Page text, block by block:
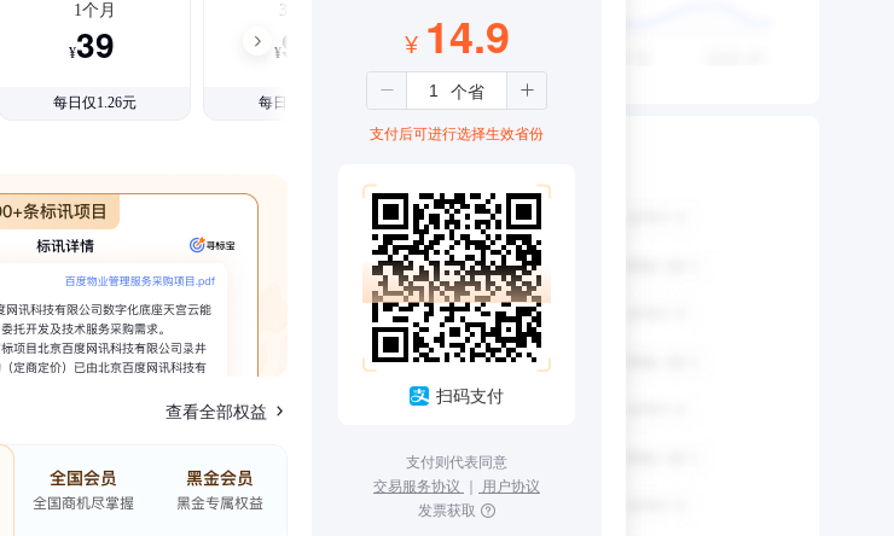
1个月
¥39
每日仅1.26元
3个月
¥99
每日仅1.08元
查看全部权益
¥ 14.9
支付后可进行选择生效省份
扫码支付
支付则代表同意
交易服务协议 ｜ 用户协议
发票获取